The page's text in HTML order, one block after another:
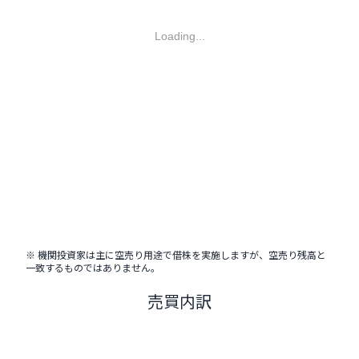
Loading...
※ 機関投資家は主に空売り用途で借株を実施しますが、空売り残高と
一致するものではありません。
売買内訳